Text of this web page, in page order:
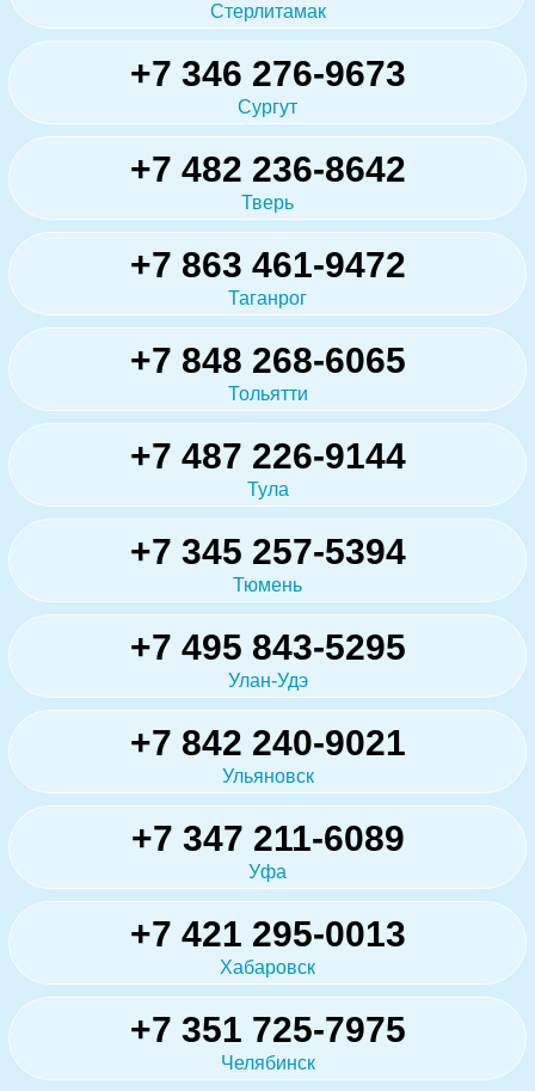
Стерлитамак
+7 346 276-9673
Сургут
+7 482 236-8642
Тверь
+7 863 461-9472
Таганрог
+7 848 268-6065
Тольятти
+7 487 226-9144
Тула
+7 345 257-5394
Тюмень
+7 495 843-5295
Улан-Удэ
+7 842 240-9021
Ульяновск
+7 347 211-6089
Уфа
+7 421 295-0013
Хабаровск
+7 351 725-7975
Челябинск